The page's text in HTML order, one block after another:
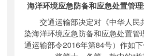
海洋环境应急防备和应急处置管
交通运输部决定对《中华人民
染海洋环境应急防备和应急处置管
通运输部令2016年第84号）作如下